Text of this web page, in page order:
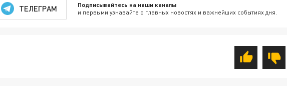
ТЕЛЕГРАМ Подписывайтесь на наши каналы
и первыми узнавайте о главных новостях и важнейших событиях дня.